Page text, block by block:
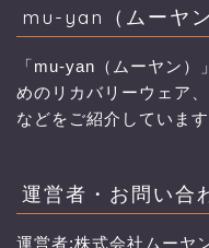
mu-yan（ムーヤ
「mu-yan（ムーヤン
めのリカバリーウェア
などをご紹介しています
運営者・お問い合
運営者:株式会社ムーヤ